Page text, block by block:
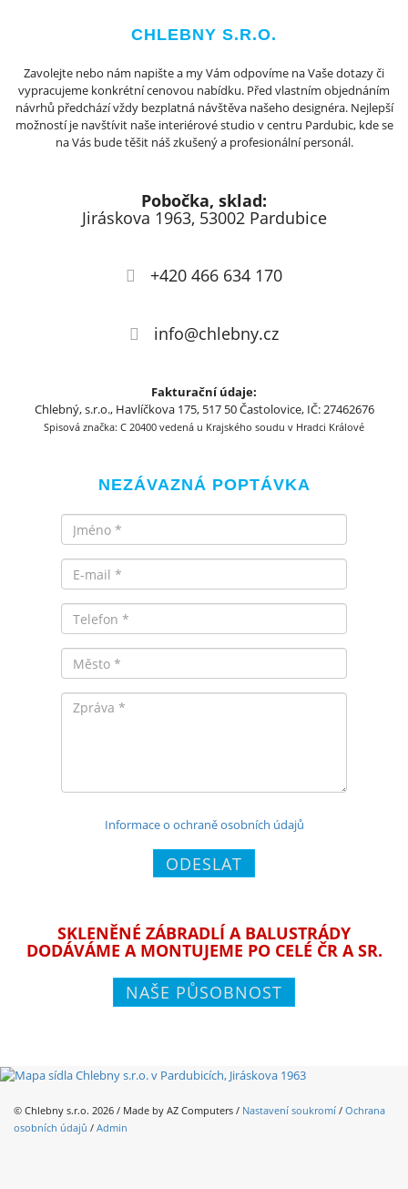
CHLEBNY S.R.O.
Zavolejte nebo nám napište a my Vám odpovíme na Vaše dotazy či
vypracujeme konkrétní cenovou nabídku. Před vlastním objednáním
návrhů předchází vždy bezplatná návštěva našeho designéra. Nejlepší
možností je navštívit naše interiérové studio v centru Pardubic, kde se
na Vás bude těšit náš zkušený a profesionální personál.
Pobočka, sklad:
Jiráskova 1963, 53002 Pardubice
+420 466 634 170
info@chlebny.cz
Fakturační údaje:
Chlebný, s.r.o., Havlíčkova 175, 517 50 Častolovice, IČ: 27462676
Spisová značka: C 20400 vedená u Krajského soudu v Hradci Králové
NEZÁVAZNÁ POPTÁVKA
Informace o ochraně osobních údajů
ODESLAT
SKLENĚNÉ ZÁBRADLÍ A BALUSTRÁDY
DODÁVÁME A MONTUJEME PO CELÉ ČR A SR.
NAŠE PŮSOBNOST
© Chlebny s.r.o. 2026 / Made by AZ Computers / Nastavení soukromí / Ochrana
osobních údajů / Admin